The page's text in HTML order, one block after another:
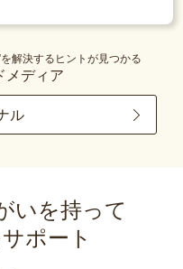
解決するヒントが見つかる
メディア
ル
いを持って
ポート